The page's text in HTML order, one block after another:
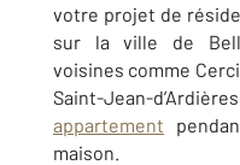
votre projet de
sur la ville de
voisines comme
Saint-Jean-
appartement
maison.